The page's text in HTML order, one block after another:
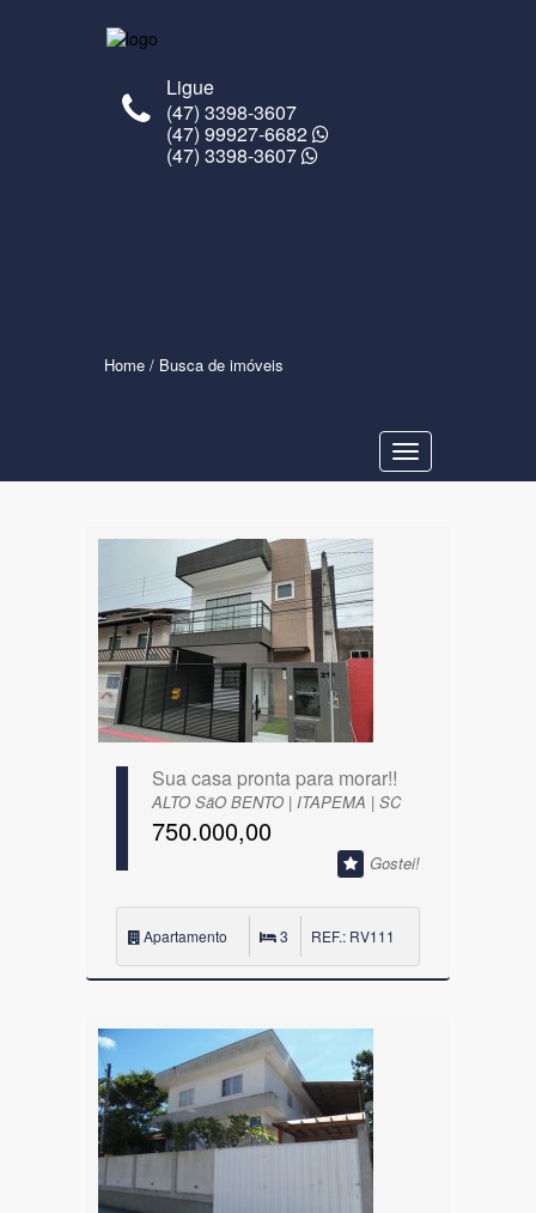
Ligue
(47) 3398-3607
(47) 99927-6682
(47) 3398-3607
Home / Busca de imóveis
Navegaçåo
Sua casa pronta para morar!!
ALTO SãO BENTO | ITAPEMA | SC
750.000,00
Gostei!
Apartamento 3 REF.: RV111